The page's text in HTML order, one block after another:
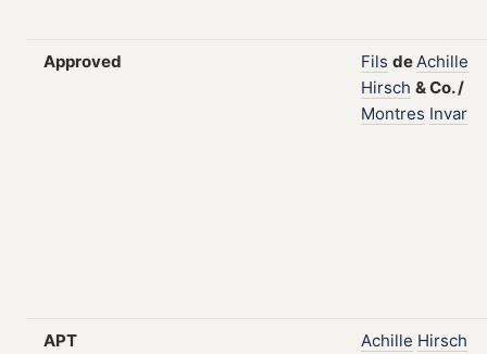
Approved Fils deAchille
Hirsch &Co./
Montres Invar
APT Achille Hirsch